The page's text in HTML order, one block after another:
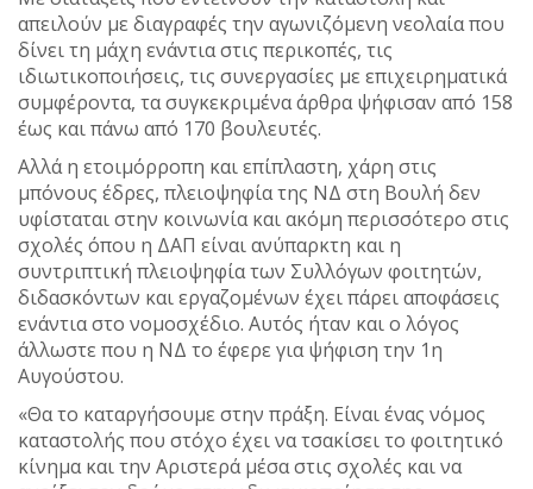
απειλούν με διαγραφές την αγωνιζόμενη νεολαία που
δίνει τη μάχη ενάντια στις περικοπές, τις
ιδιωτικοποιήσεις, τις συνεργασίες με επιχειρηματικά
συμφέροντα, τα συγκεκριμένα άρθρα ψήφισαν από 158
έως και πάνω από 170 βουλευτές.
Αλλά η ετοιμόρροπη και επίπλαστη, χάρη στις
μπόνους έδρες, πλειοψηφία της ΝΔ στη Βουλή δεν
υφίσταται στην κοινωνία και ακόμη περισσότερο στις
σχολές όπου η ΔΑΠ είναι ανύπαρκτη και η
συντριπτική πλειοψηφία των Συλλόγων φοιτητών,
διδασκόντων και εργαζομένων έχει πάρει αποφάσεις
ενάντια στο νομοσχέδιο. Αυτός ήταν και ο λόγος
άλλωστε που η ΝΔ το έφερε για ψήφιση την 1η
Αυγούστου.
«Θα το καταργήσουμε στην πράξη. Είναι ένας νόμος
καταστολής που στόχο έχει να τσακίσει το φοιτητικό
κίνημα και την Αριστερά μέσα στις σχολές και να